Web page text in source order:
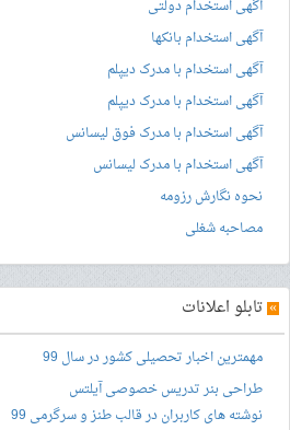
آگهی استخدام دولتی
آگهی استخدام بانکها
آگهی استخدام با مدرک دیپلم
آگهی استخدام با مدرک دیپلم
آگهی استخدام با مدرک فوق لیسانس
آگهی استخدام با مدرک لیسانس
نحوه نگارش رزومه
مصاحبه شغلی
» تابلو اعلانات
مهمترین اخبار تحصیلی کشور در سال 99
طراحی بنرتدریس خصوصی آیلتس
نوشته های کاربران در قالب طنز و سرگرمی 99